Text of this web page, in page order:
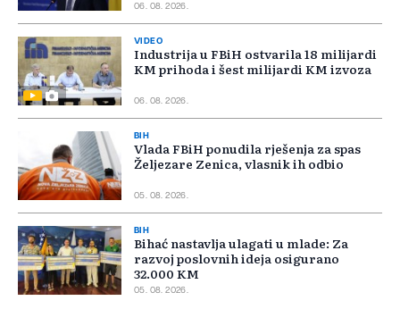
06. 08. 2026.
VIDEO
Industrija u FBiH ostvarila 18 milijardi
KM prihoda i šest milijardi KM izvoza
06. 08. 2026.
BIH
Vlada FBiH ponudila rješenja za spas
Željezare Zenica, vlasnik ih odbio
05. 08. 2026.
BIH
Bihać nastavlja ulagati u mlade: Za
razvoj poslovnih ideja osigurano
32.000 KM
05. 08. 2026.